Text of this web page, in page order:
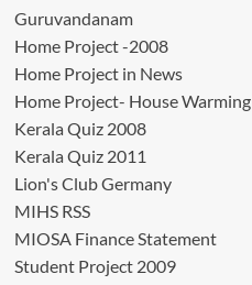
Guruvandanam
Home Project -2008
Home Project in News
Home Project- House Warming
Kerala Quiz 2008
Kerala Quiz 2011
Lion's Club Germany
MIHS RSS
MIOSA Finance Statement
Student Project 2009